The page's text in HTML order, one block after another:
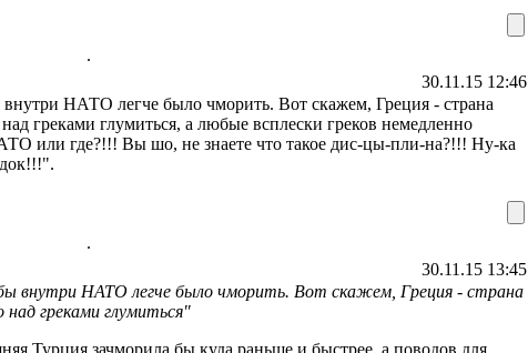
.
30.11.15 12:46
НАТО легче было чморить. Вот скажем, Греция - страна
греками глумиться, а любые всплески греков немедленно
или где?!!! Вы шо, не знаете что такое дис-цы-пли-на?!!! Ну-ка
.
30.11.15 13:45
НАТО легче было чморить. Вот скажем, Греция - страна
греками глумиться"
зачморила бы куда раньше и быстрее, а поводов для